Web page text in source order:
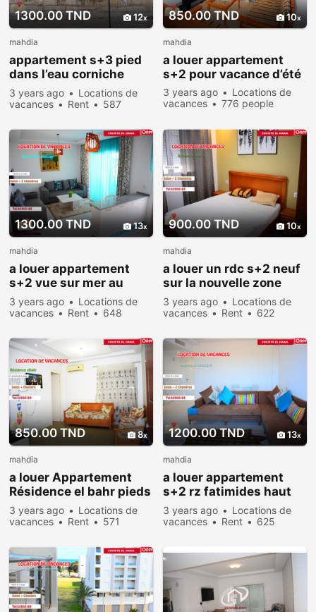
1300.00 TND 12
mahdia
appartement s+3 pied
dans l’eau corniche
mahdia
3 years ago
Locations de
vacances
Rent
587
850.00 TND 10
mahdia
a louer appartement
s+2 pour vacance d’été
3 years ago
Locations de
vacances
776 people
1300.00 TND 13
mahdia
a louer appartement
s+2 vue sur mer au
cœur zone touristique
3 years ago
Locations de
vacances
Rent
648
900.00 TND 10
mahdia
a louer un rdc s+2 neuf
sur la nouvelle zone
touristique baghdedi
3 years ago
Locations de
vacances
Rent
622
850.00 TND 8
mahdia
a louer Appartement
Résidence el bahr pieds
dans l’eau
3 years ago
Locations de
vacances
Rent
571
1200.00 TND 13
mahdia
a louer appartement
s+2 rz fatimides haut
standing pour vacance
3 years ago
Locations de
vacances
Rent
625